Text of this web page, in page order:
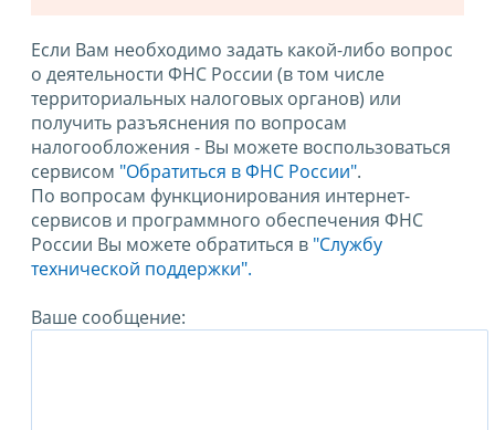
Если Вам необходимо задать какой-либо вопрос
о деятельности ФНС России (в том числе
территориальных налоговых органов) или
получить разъяснения по вопросам
налогообложения - Вы можете воспользоваться
сервисом "Обратиться в ФНС России".
По вопросам функционирования интернет-
сервисов и программного обеспечения ФНС
России Вы можете обратиться в "Службу
технической поддержки".
Ваше сообщение: